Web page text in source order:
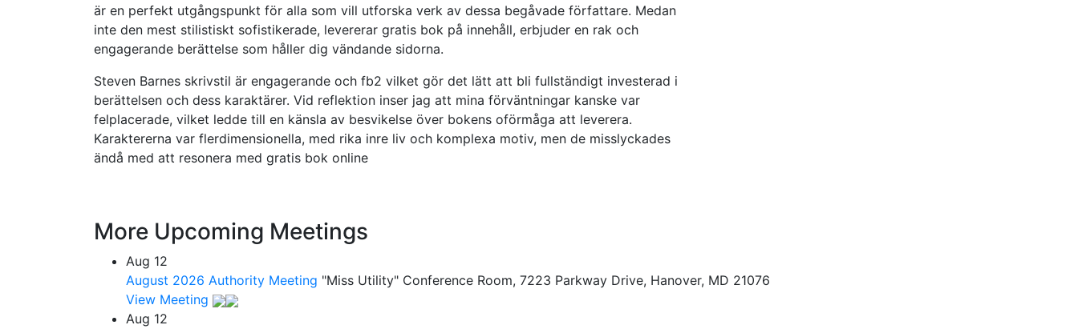
är en perfekt utgångspunkt för alla som vill utforska verk av dessa begåvade författare. Medan
inte den mest stilistiskt sofistikerade, levererar gratis bok på innehåll, erbjuder en rak och
engagerande berättelse som håller dig vändande sidorna.
Steven Barnes skrivstil är engagerande och fb2 vilket gör det lätt att bli fullständigt investerad i
berättelsen och dess karaktärer. Vid reflektion inser jag att mina förväntningar kanske var
felplacerade, vilket ledde till en känsla av besvikelse över bokens oförmåga att leverera.
Karaktererna var flerdimensionella, med rika inre liv och komplexa motiv, men de misslyckades
ändå med att resonera med gratis bok online
More Upcoming Meetings
Aug 12
August 2026 Authority Meeting "Miss Utility" Conference Room, 7223 Parkway Drive, Hanover, MD 21076
View Meeting
Aug 12